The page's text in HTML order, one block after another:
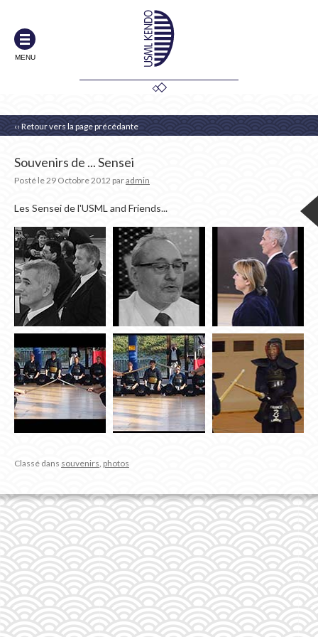
MENU
‹‹ Retour vers la page précédante
Souvenirs de ... Sensei
Posté le29 Octobre 2012 paradmin
Les Sensei de l'USML and Friends...
Classé dans souvenirs photos